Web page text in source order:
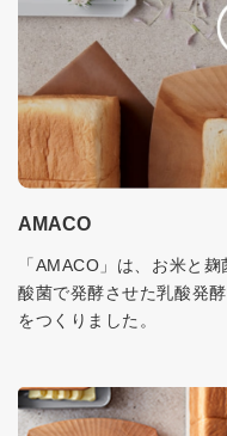
AMACO
「AMACO」は、お米と
酸菌で発酵させた乳酸発
をつくりました。